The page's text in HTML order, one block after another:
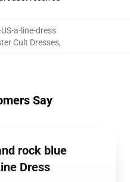
a-line-dress
Cult Dresses,
Say
rock blue
Dress